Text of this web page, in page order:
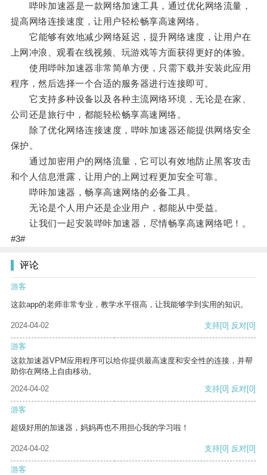
哔咔加速器是一款网络加速工具，通过优化网络流量，
提高网络连接速度，让用户轻松畅享高速网络。
它能够有效地减少网络延迟，提升网络速度，让用户在
上网冲浪、观看在线视频、玩游戏等方面获得更好的体验。
使用哔咔加速器非常简单方便，只需下载并安装此应用
程序，然后选择一个合适的服务器进行连接即可。
它支持多种设备以及各种主流网络环境，无论是在家、
公司还是旅行中，都能轻松畅享高速网络。
除了优化网络连接速度，哔咔加速器还能提供网络安全
保护。
通过加密用户的网络流量，它可以有效地防止黑客攻击
和个人信息泄露，让用户的上网过程更加安全可靠。
哔咔加速器，畅享高速网络的必备工具。
无论是个人用户还是企业用户，都能从中受益。
让我们一起安装哔咔加速器，尽情畅享高速网络吧！。
#3#
评论
游客
这款app的老师非常专业，教学水平很高，让我能够学到实用的知识。
2024-04-02 支持[0] 反对[0]
游客
这款加速器VPM应用程序可以给你提供最高速度和安全性的连接，并帮
助你在网络上自由移动。
2024-04-02
支持[0] 反对[0]
游客
超级好用的加速器，妈妈再也不用担心我的学习啦！
2024-04-02 支持[0] 反对[0]
游客